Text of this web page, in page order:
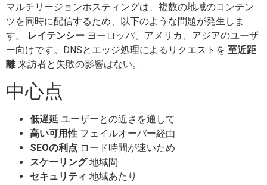
マルチリージョンホスティングは、複数の地域のコンテン
ツを同時に配信するため、以下のような問題が発生しま
す。
レイテンシー ヨーロッパ、アメリカ、アジアのユーザ
ー向けです。DNSとエッジ処理によるリクエストを 至近距
離来訪者と失敗の影響はない。.
中心点
低遅延 ユーザーとの近さを通して
高い可用性 フェイルオーバー経由
SEOの利点 ロード時間が速いため
スケーリング地域間
セキュリティ 地域あたり